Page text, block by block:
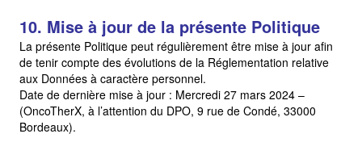
10. Mise à jour de la présente Politique
La présente Politique peut régulièrement être mise à jour afin
de tenir compte des évolutions de la Réglementation relative
aux Données à caractère personnel.
Date de dernière mise à jour : Mercredi 27 mars 2024 –
(OncoTherX, à l’attention du DPO, 9 rue de Condé, 33000
Bordeaux).